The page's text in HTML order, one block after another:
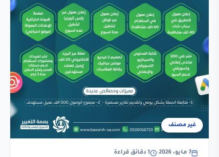
غير مصنف
7 مايو، 2026 • 1 دقائق قراءة